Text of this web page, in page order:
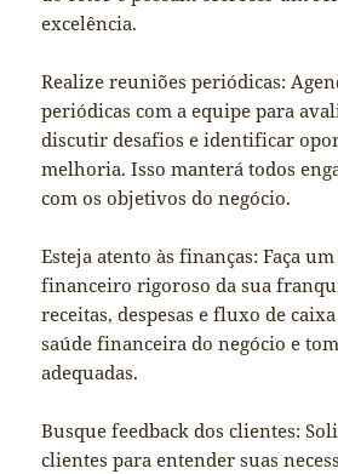
excelência.
Realize reuniões periódicas:
periódicas com a equipe para
discutir desafios e identificar
melhoria. Isso manterá todos
com os objetivos do negócio.
Esteja atento às finanças: Faça
financeiro rigoroso da sua
receitas, despesas e fluxo de
saúde financeira do negócio e
adequadas.
Busque feedback dos clientes:
clientes para entender suas